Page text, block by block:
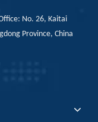
No. 26, Kaitai
Province, China